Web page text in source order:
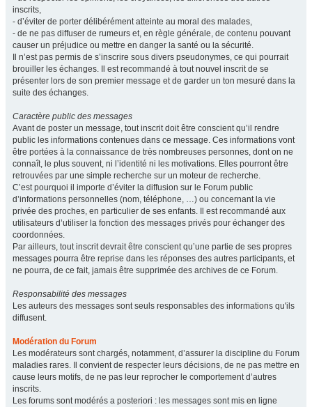
inscrits,
- d’éviter de porter délibérément atteinte au moral des malades,
- de ne pas diffuser de rumeurs et, en règle générale, de contenu pouvant
causer un préjudice ou mettre en danger la santé ou la sécurité.
Il n’est pas permis de s’inscrire sous divers pseudonymes, ce qui pourrait
brouiller les échanges. Il est recommandé à tout nouvel inscrit de se
présenter lors de son premier message et de garder un ton mesuré dans la
suite des échanges.
Caractère public des messages
Avant de poster un message, tout inscrit doit être conscient qu’il rendre
public les informations contenues dans ce message. Ces informations vont
être portées à la connaissance de très nombreuses personnes, dont on ne
connaît, le plus souvent, ni l’identité ni les motivations. Elles pourront être
retrouvées par une simple recherche sur un moteur de recherche.
C’est pourquoi il importe d’éviter la diffusion sur le Forum public
d’informations personnelles (nom, téléphone, …) ou concernant la vie
privée des proches, en particulier de ses enfants. Il est recommandé aux
utilisateurs d’utiliser la fonction des messages privés pour échanger des
coordonnées.
Par ailleurs, tout inscrit devrait être conscient qu’une partie de ses propres
messages pourra être reprise dans les réponses des autres participants, et
ne pourra, de ce fait, jamais être supprimée des archives de ce Forum.
Responsabilité des messages
Les auteurs des messages sont seuls responsables des informations qu'ils
diffusent.
Modération du Forum
Les modérateurs sont chargés, notamment, d’assurer la discipline du Forum
maladies rares. Il convient de respecter leurs décisions, de ne pas mettre en
cause leurs motifs, de ne pas leur reprocher le comportement d’autres
inscrits.
Les forums sont modérés a posteriori : les messages sont mis en ligne